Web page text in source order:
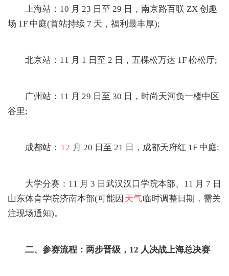
上海站：10 月 23 日至 29 日，南京路百联 ZX 创趣
场 1F 中庭(首站持续 7 天，福利最丰厚);
北京站：11 月 1 日至 2 日，五棵松万达 1F 松松厅;
广州站：11 月 29 日至 30 日，时尚天河负一楼中区
谷里;
成都站： 12 月 20 日至 21 日，成都天府红 1F 中庭;
大学分赛：11 月 3 日武汉汉口学院本部、11 月 7 日
山东体育学院济南本部(可能因 天气临时调整日期，需关
注现场通知)。
二、参赛流程：两步晋级，12 人决战上海总决赛